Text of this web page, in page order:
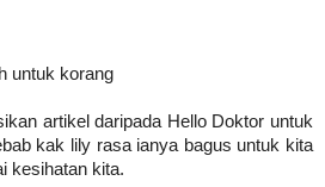
untuk korang
artikel daripada Hello Doktor untuk
kak lily rasa ianya bagus untuk kita
kesihatan kita.